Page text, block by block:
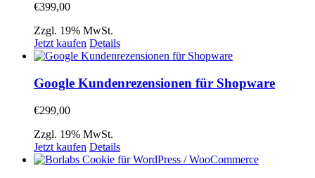
€399,00
Zzgl. 19% MwSt.
Jetzt kaufen Details
Google Kundenrezensionen für Shopware
€299,00
Zzgl. 19% MwSt.
Jetzt kaufen Details